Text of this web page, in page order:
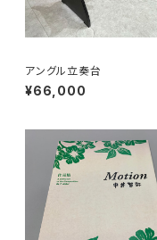
アングル立奏台
¥66,000